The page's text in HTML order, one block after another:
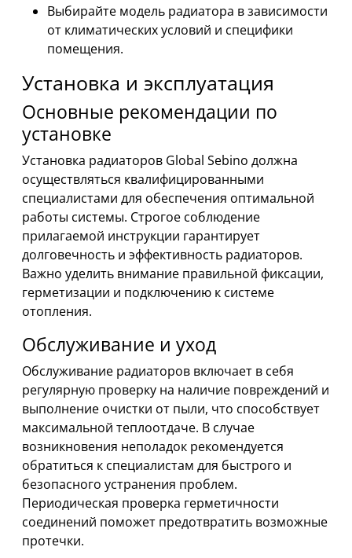
Выбирайте модель радиатора в зависимости
от климатических условий и специфики
помещения.
Установка и эксплуатация
Основные рекомендации по
установке
Установка радиаторов Global Sebino должна
осуществляться квалифицированными
специалистами для обеспечения оптимальной
работы системы. Строгое соблюдение
прилагаемой инструкции гарантирует
долговечность и эффективность радиаторов.
Важно уделить внимание правильной фиксации,
герметизации и подключению к системе
отопления.
Обслуживание и уход
Обслуживание радиаторов включает в себя
регулярную проверку на наличие повреждений и
выполнение очистки от пыли, что способствует
максимальной теплоотдаче. В случае
возникновения неполадок рекомендуется
обратиться к специалистам для быстрого и
безопасного устранения проблем.
Периодическая проверка герметичности
соединений поможет предотвратить возможные
протечки.